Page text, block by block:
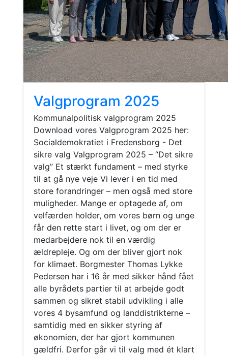
Valgprogram 2025
Kommunalpolitisk valgprogram 2025
Download vores Valgprogram 2025 her:
Socialdemokratiet i Fredensborg - Det
sikre valg Valgprogram 2025 – “Det sikre
valg” Et stærkt fundament – med styrke
til at gå nye veje Vi lever i en tid med
store forandringer – men også med store
muligheder. Mange er optagede af, om
velfærden holder, om vores børn og unge
får den rette start i livet, og om der er
medarbejdere nok til en værdig
ældrepleje. Og om der bliver gjort nok
for klimaet. Borgmester Thomas Lykke
Pedersen har i 16 år med sikker hånd fået
alle byrådets partier til at arbejde godt
sammen og sikret stabil udvikling i alle
vores 4 bysamfund og landdistrikterne –
samtidig med en sikker styring af
økonomien, der har gjort kommunen
gældfri. Derfor går vi til valg med ét klart